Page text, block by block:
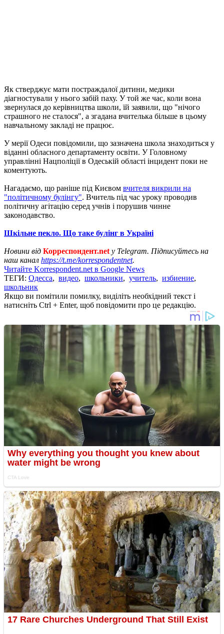
Як стверджує мати постраждалої дитини, медики
діагностували у нього забій паху. У той же час, коли вона
звернулася до керівництва школи, їй заявили, що "нічого
страшного не сталося", а згадана вчителька більше в цьому
навчальному закладі не працює.
У мерії Одеси повідомили, що зазначена школа знаходиться у
віданні обласного департаменту освіти. У Головному
управлінні Нацполіції в Одеській області інцидент поки не
коментують.
Нагадаємо, що раніше під Києвом вчителя викрили на
"політичному булінгу". Вчитель під час уроку проводив
політичну агітацію серед учнів і порушив чинне
законодавство.
Шкільне пекло. Що таке булінг в Україні
Новини від Корреспондент.net у Telegram. Підписуйтесь на
наш канал https://t.me/korrespondentnet.
Читайте Korrespondent.net в Google News
ТЕГИ: Одесса, видео, школьники, учитель, избиение,
школьник
Якщо ви помітили помилку, виділіть необхідний текст і
натисніть Ctrl + Enter, щоб повідомити про це редакцію.